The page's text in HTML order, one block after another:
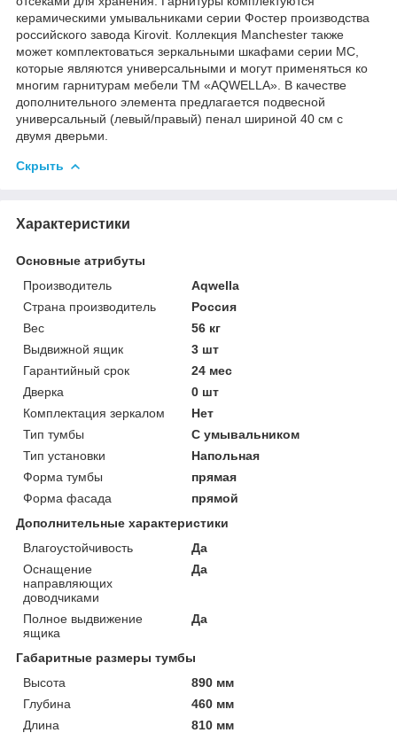
керамическими умывальниками серии Фостер производства
российского завода Kirovit. Коллекция Manchester также
может комплектоваться зеркальными шкафами серии МС,
которые являются универсальными и могут применяться ко
многим гарнитурам мебели ТМ «AQWELLA». В качестве
дополнительного элемента предлагается подвесной
универсальный (левый/правый) пенал шириной 40 см с
двумя дверьми.
Скрыть
Характеристики
Основные атрибуты
Производитель
Aqwella
Страна производитель
Россия
Вес
56 кг
Выдвижной ящик
3 шт
Гарантийный срок
24 мес
Дверка
0 шт
Комплектация зеркалом
Нет
Тип тумбы
С умывальником
Тип установки
Напольная
Форма тумбы
прямая
Форма фасада
прямой
Дополнительные характеристики
Влагоустойчивость
Да
Оснащение
направляющих
доводчиками
Да
Полное выдвижение
ящика
Да
Габаритные размеры тумбы
Высота
890 мм
Глубина
460 мм
Длина
810 мм